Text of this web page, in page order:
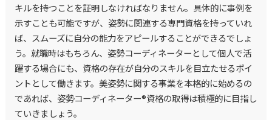
キルを持つことを証明しなければなりません。具体的に事例を
示すことも可能ですが、姿勢に関連する専門資格を持っていれ
ば、スムーズに自分の能力をアピールすることができるでしょ
う。就職時はもちろん、姿勢コーディネーターとして個人で活
躍する場合にも、資格の存在が自分のスキルを目立たせるポイ
ントとして働きます。美姿勢に関する事業を本格的に始めるの
であれば、姿勢コーディネーター®資格の取得は積極的に目指し
ていきましょう。